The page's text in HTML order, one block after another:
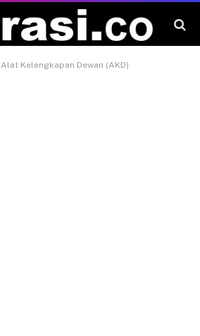
Alat Kelengkapan Dewan (AKD)